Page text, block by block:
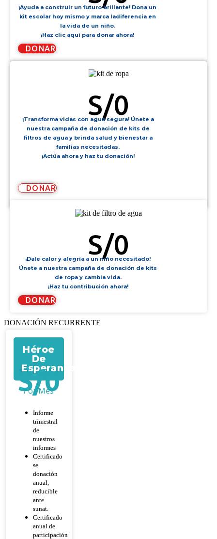
¡Ayuda a construir un futuro brillante! Dona un
kit escolar hoy mismo y marca ladiferencia en
la vida de un niño.
¡Haz clic aquí para donar ahora!
DONAR
S/0
¡Transforma vidas con agua segura! Únete a
nuestra campaña de donación de kits de
filtros de agua y brinda salud y bienestar a
familias necesitadas.
¡Actúa ahora y haz tu donación!
DONAR
S/0
¡Dale calor y alegría a un niño necesitado!
Únete a nuestra campaña de donación de kits
de ropa y cambia vida.
¡Haz tu contribución ahora!
DONAR
DONACIÓN RECURRENTE
Héroe
De
Esperanza
S/0
Por Mes
Informe
trimestral
de
nuestros
informes
Certificado
se
donación
anual,
reducible
ante
sunat.
Certificado
anual de
participación